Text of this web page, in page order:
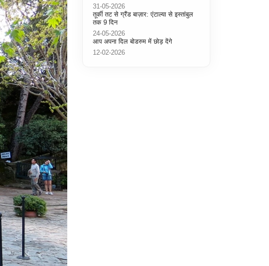
31-05-2026
तूर्की तट से ग्रैंड बाज़ार: एंटाल्या से इस्तांबुल
तक 9 दिन
24-05-2026
आप अपना दिल बोडरुम में छोड़ देंगे
12-02-2026